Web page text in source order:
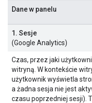
Dane w panelu
1. Sesje
(Google Analytics)
Czas, przez jaki
witryną. W kontekście
użytkownik wyświetla
a żadna sesja nie jest
czasu poprzedniej sesji).